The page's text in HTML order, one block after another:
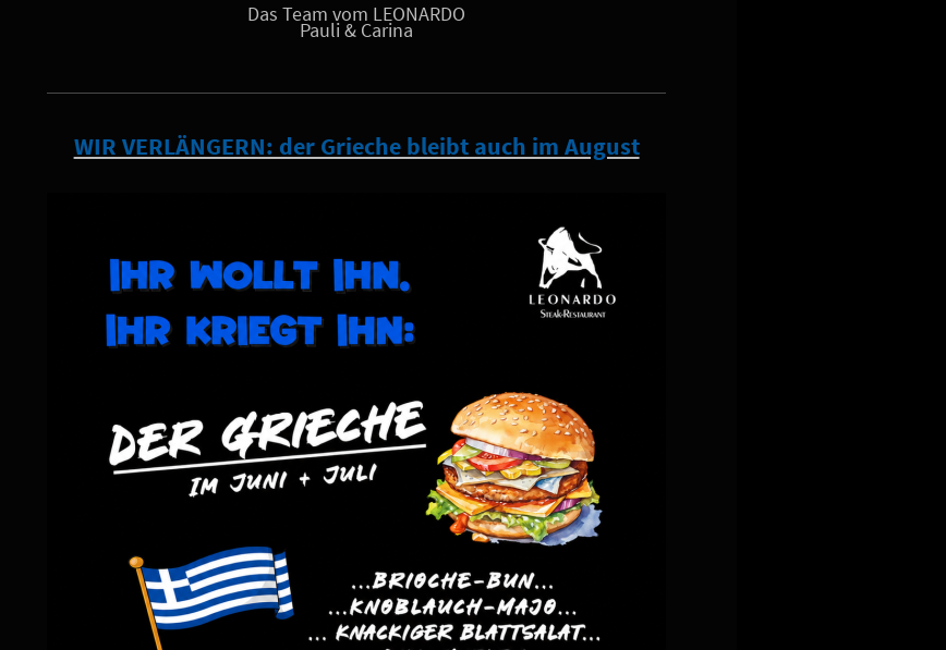
Das Team vom LEONARDO
Pauli & Carina
WIR VERLÄNGERN: der Grieche bleibt auch im August